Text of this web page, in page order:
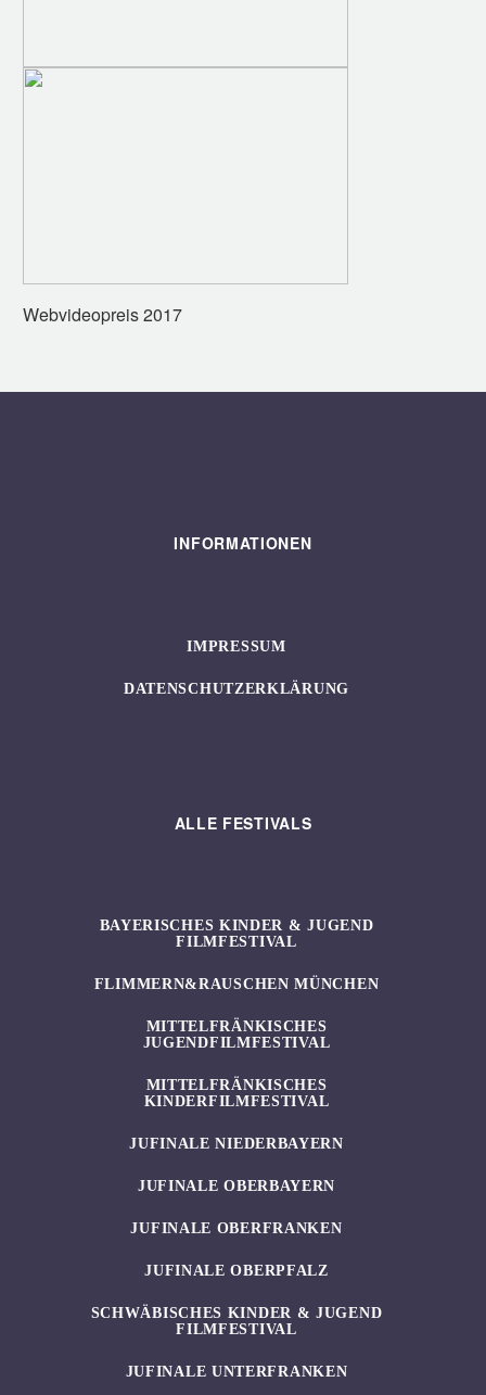
Webvideopreis 2017
INFORMATIONEN
IMPRESSUM
DATENSCHUTZERKLÄRUNG
ALLE FESTIVALS
BAYERISCHES KINDER & JUGEND
FILMFESTIVAL
FLIMMERN&RAUSCHEN MÜNCHEN
MITTELFRÄNKISCHES
JUGENDFILMFESTIVAL
MITTELFRÄNKISCHES
KINDERFILMFESTIVAL
JUFINALE NIEDERBAYERN
JUFINALE OBERBAYERN
JUFINALE OBERFRANKEN
JUFINALE OBERPFALZ
SCHWÄBISCHES KINDER & JUGEND
FILMFESTIVAL
JUFINALE UNTERFRANKEN